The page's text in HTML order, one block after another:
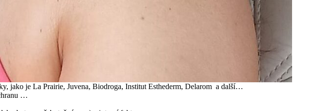
jako je La Prairie, Juvena, Biodroga, Institut Esthederm, Delarom a další…
…